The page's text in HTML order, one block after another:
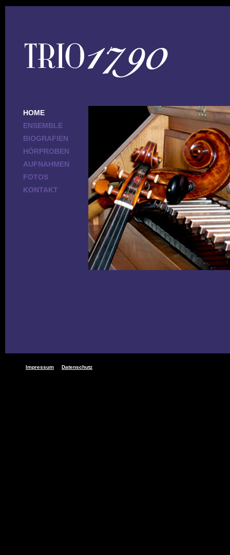
HOME
ENSEMBLE
BIOGRAFIEN
HÖRPROBEN
AUFNAHMEN
FOTOS
KONTAKT
Impressum Datenschutz